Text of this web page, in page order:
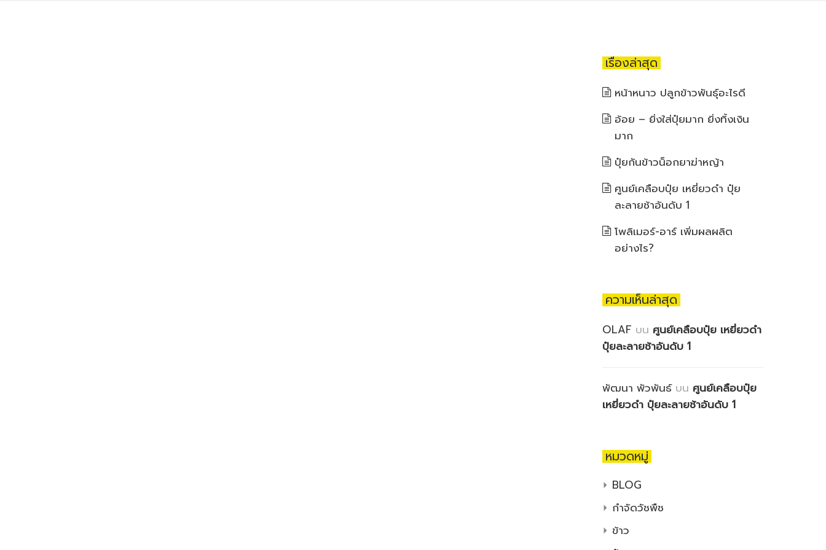
เรื่องล่าสุด
หน้าหนาว ปลูกข้าวพันธุ์อะไรดี
อ้อย – ยิ่งใส่ปุ๋ยมาก ยิ่งทิ้งเงิน
มาก
ปุ๋ยกันข้าวน็อกยาฆ่าหญ้า
ศูนย์เคลือบปุ๋ย เหยี่ยวดำ ปุ๋ย
ละลายช้าอันดับ 1
โพลิเมอร์-อาร์ เพิ่มผลผลิต
อย่างไร?
ความเห็นล่าสุด
OLAF บน ศูนย์เคลือบปุ๋ย เหยี่ยวดำ
ปุ๋ยละลายช้าอันดับ 1
พัฒนา พัวพันธ์บน ศูนย์เคลือบปุ๋ย
เหยี่ยวดำ ปุ๋ยละลายช้าอันดับ 1
หมวดหมู่
BLOG
กำจัดวัชพืช
ข้าว